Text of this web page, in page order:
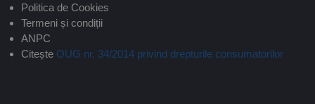
Politica de Cookies
Termeni și condiții
ANPC
Citește OUG nr. 34/2014 privind drepturile consumatorilor